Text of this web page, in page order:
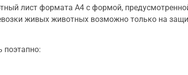
лист формата А4 с формой,
живых животных возможно только на
поэтапно: